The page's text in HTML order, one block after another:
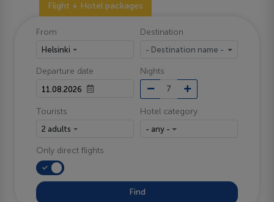
Flight + Hotel packages
From
Helsinki
Destination
- Destination name -
Departure date Nights
Tourists
2 adults
Hotel category
- any -
Only direct flights
Find